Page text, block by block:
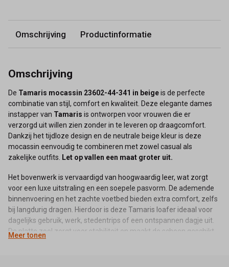
Omschrijving Productinformatie
Omschrijving
De Tamaris mocassin 23602-44-341 in beigeis de perfecte
combinatie van stijl, comfort en kwaliteit. Deze elegante dames
instapper van Tamaris is ontworpen voor vrouwen die er
verzorgd uit willen zien zonder in te leveren op draagcomfort.
Dankzij het tijdloze design en de neutrale beige kleur is deze
mocassin eenvoudig te combineren met zowel casual als
zakelijke outfits. Let op vallen een maat groter uit.
Het bovenwerk is vervaardigd van hoogwaardig leer, wat zorgt
voor een luxe uitstraling en een soepele pasvorm. De ademende
binnenvoering en het zachte voetbed bieden extra comfort, zelfs
bij langdurig dragen. Hierdoor is deze Tamaris loafer ideaal voor
dagelijks gebruik, werk, stedentrips of een ontspannen dagje uit.
De platte zool zorgt voor stabiliteit en maakt de schoen geschikt
Meer tonen